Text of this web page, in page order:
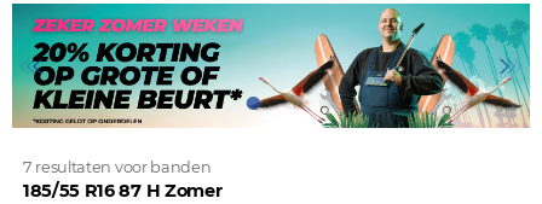
7 resultaten voor banden
185/55 R16 87 H Zomer